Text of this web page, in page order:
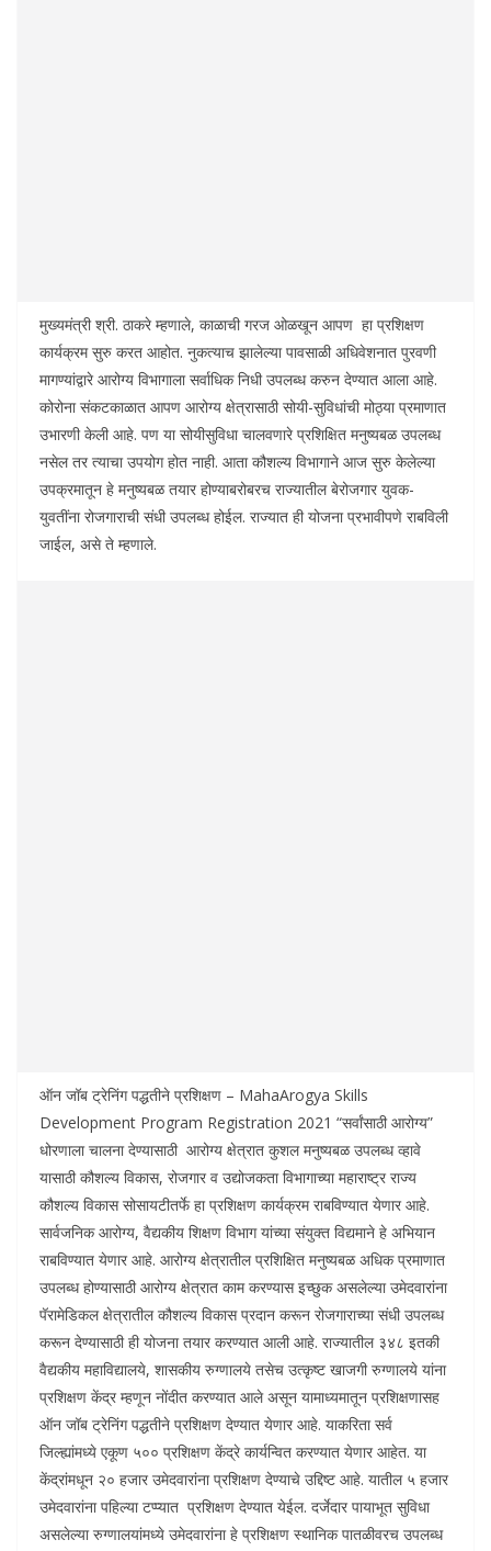
मुख्यमंत्री श्री. ठाकरे म्हणाले, काळाची गरज ओळखून आपण हा प्रशिक्षण
कार्यक्रम सुरु करत आहोत. नुकत्याच झालेल्या पावसाळी अधिवेशनात पुरवणी
मागण्यांद्वारे आरोग्य विभागाला सर्वाधिक निधी उपलब्ध करुन देण्यात आला आहे.
कोरोना संकटकाळात आपण आरोग्य क्षेत्रासाठी सोयी-सुविधांची मोठ्या प्रमाणात
उभारणी केली आहे. पण या सोयीसुविधा चालवणारे प्रशिक्षित मनुष्यबळ उपलब्ध
नसेल तर त्याचा उपयोग होत नाही. आता कौशल्य विभागाने आज सुरु केलेल्या
उपक्रमातून हे मनुष्यबळ तयार होण्याबरोबरच राज्यातील बेरोजगार युवक-
युवतींना रोजगाराची संधी उपलब्ध होईल. राज्यात ही योजना प्रभावीपणे राबविली
जाईल, असे ते म्हणाले.
ऑन जॉब ट्रेनिंग पद्धतीने प्रशिक्षण – MahaArogya Skills
Development Program Registration 2021 “सर्वांसाठी आरोग्य”
धोरणाला चालना देण्यासाठी आरोग्य क्षेत्रात कुशल मनुष्यबळ उपलब्ध व्हावे
यासाठी कौशल्य विकास, रोजगार व उद्योजकता विभागाच्या महाराष्ट्र राज्य
कौशल्य विकास सोसायटीतर्फे हा प्रशिक्षण कार्यक्रम राबविण्यात येणार आहे.
सार्वजनिक आरोग्य, वैद्यकीय शिक्षण विभाग यांच्या संयुक्त विद्यमाने हे अभियान
राबविण्यात येणार आहे. आरोग्य क्षेत्रातील प्रशिक्षित मनुष्यबळ अधिक प्रमाणात
उपलब्ध होण्यासाठी आरोग्य क्षेत्रात काम करण्यास इच्छुक असलेल्या उमेदवारांना
पॅरामेडिकल क्षेत्रातील कौशल्य विकास प्रदान करून रोजगाराच्या संधी उपलब्ध
करून देण्यासाठी ही योजना तयार करण्यात आली आहे. राज्यातील ३४८ इतकी
वैद्यकीय महाविद्यालये, शासकीय रुग्णालये तसेच उत्कृष्ट खाजगी रुग्णालये यांना
प्रशिक्षण केंद्र म्हणून नोंदीत करण्यात आले असून यामाध्यमातून प्रशिक्षणासह
ऑन जॉब ट्रेनिंग पद्धतीने प्रशिक्षण देण्यात येणार आहे. याकरिता सर्व
जिल्ह्यांमध्ये एकूण ५०० प्रशिक्षण केंद्रे कार्यन्वित करण्यात येणार आहेत. या
केंद्रांमधून २० हजार उमेदवारांना प्रशिक्षण देण्याचे उद्दिष्ट आहे. यातील ५ हजार
उमेदवारांना पहिल्या टप्प्यात प्रशिक्षण देण्यात येईल. दर्जेदार पायाभूत सुविधा
असलेल्या रुग्णालयांमध्ये उमेदवारांना हे प्रशिक्षण स्थानिक पातळीवरच उपलब्ध